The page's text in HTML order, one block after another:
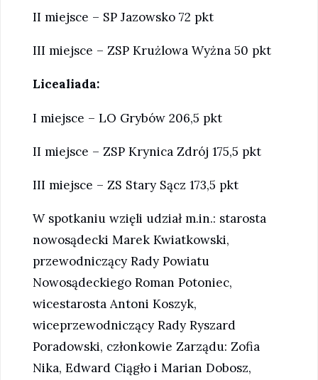
II miejsce – SP Jazowsko 72 pkt
III miejsce – ZSP Krużlowa Wyżna 50 pkt
Licealiada:
I miejsce – LO Grybów 206,5 pkt
II miejsce – ZSP Krynica Zdrój 175,5 pkt
III miejsce – ZS Stary Sącz 173,5 pkt
W spotkaniu wzięli udział m.in.: starosta
nowosądecki Marek Kwiatkowski,
przewodniczący Rady Powiatu
Nowosądeckiego Roman Potoniec,
wicestarosta Antoni Koszyk,
wiceprzewodniczący Rady Ryszard
Poradowski, członkowie Zarządu: Zofia
Nika, Edward Ciągło i Marian Dobosz,